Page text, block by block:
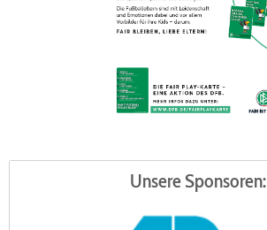
Unsere Sponsoren: